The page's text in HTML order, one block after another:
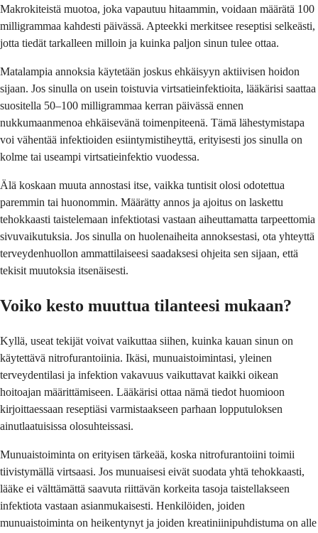
Makrokiteistä muotoa, joka vapautuu hitaammin, voidaan määrätä 100
milligrammaa kahdesti päivässä. Apteekki merkitsee reseptisi selkeästi,
jotta tiedät tarkalleen milloin ja kuinka paljon sinun tulee ottaa.
Matalampia annoksia käytetään joskus ehkäisyyn aktiivisen hoidon
sijaan. Jos sinulla on usein toistuvia virtsatieinfektioita, lääkärisi saattaa
suositella 50–100 milligrammaa kerran päivässä ennen
nukkumaanmenoa ehkäisevänä toimenpiteenä. Tämä lähestymistapa
voi vähentää infektioiden esiintymistiheyttä, erityisesti jos sinulla on
kolme tai useampi virtsatieinfektio vuodessa.
Älä koskaan muuta annostasi itse, vaikka tuntisit olosi odotettua
paremmin tai huonommin. Määrätty annos ja ajoitus on laskettu
tehokkaasti taistelemaan infektiotasi vastaan aiheuttamatta tarpeettomia
sivuvaikutuksia. Jos sinulla on huolenaiheita annoksestasi, ota yhteyttä
terveydenhuollon ammattilaiseesi saadaksesi ohjeita sen sijaan, että
tekisit muutoksia itsenäisesti.
Voiko kesto muuttua tilanteesi mukaan?
Kyllä, useat tekijät voivat vaikuttaa siihen, kuinka kauan sinun on
käytettävä nitrofurantoiinia. Ikäsi, munuaistoimintasi, yleinen
terveydentilasi ja infektion vakavuus vaikuttavat kaikki oikean
hoitoajan määrittämiseen. Lääkärisi ottaa nämä tiedot huomioon
kirjoittaessaan reseptiäsi varmistaakseen parhaan lopputuloksen
ainutlaatuisissa olosuhteissasi.
Munuaistoiminta on erityisen tärkeää, koska nitrofurantoiini toimii
tiivistymällä virtsaasi. Jos munuaisesi eivät suodata yhtä tehokkaasti,
lääke ei välttämättä saavuta riittävän korkeita tasoja taistellakseen
infektiota vastaan asianmukaisesti. Henkilöiden, joiden
munuaistoiminta on heikentynyt ja joiden kreatiniinipuhdistuma on alle